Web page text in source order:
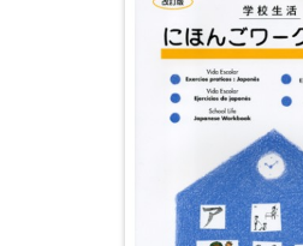
表現・用字用語辞典
教師用参考書
子どもたちに寄り添う支援を
日本語教育と特別支援教育の
眼球運動やソーシャルスキル
開発された教材です。